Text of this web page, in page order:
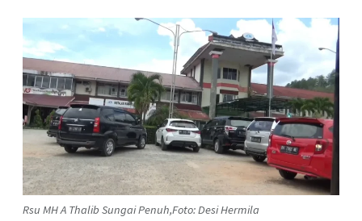
Rsu MH A Thalib Sungai Penuh,Foto: Desi Hermila